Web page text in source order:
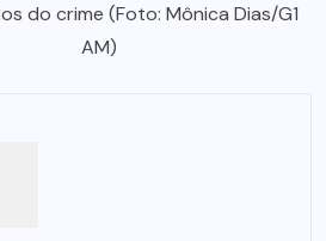
do crime (Foto: Mônica Dias/G1
AM)